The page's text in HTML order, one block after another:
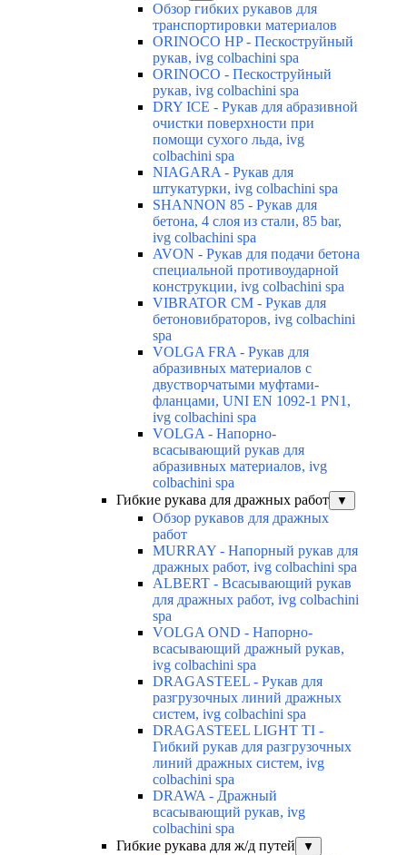
Обзор гибких рукавов для
транспортировки материалов
ORINOCO HP - Пескоструйный
рукав, ivg colbachini spa
ORINOCO - Пескоструйный
рукав, ivg colbachini spa
DRY ICE - Рукав для абразивной
очистки поверхности при
помощи сухого льда, ivg
colbachini spa
NIAGARA - Рукав для
штукатурки, ivg colbachini spa
SHANNON 85 - Рукав для
бетона, 4 слоя из стали, 85 bar,
ivg colbachini spa
AVON - Рукав для подачи бетона
специальной противоударной
конструкции, ivg colbachini spa
VIBRATOR CM - Рукав для
бетоновибраторов, ivg colbachini
spa
VOLGA FRA - Рукав для
абразивных материалов с
двустворчатыми муфтами-
фланцами, UNI EN 1092-1 PN1,
ivg colbachini spa
VOLGA - Напорно-
всасывающий рукав для
абразивных материалов, ivg
colbachini spa
Гибкие рукава для дражных работ
▼
Обзор рукавов для дражных
работ
MURRAY - Напорный рукав для
дражных работ, ivg colbachini spa
ALBERT - Всасывающий рукав
для дражных работ, ivg colbachini
spa
VOLGA OND - Напорно-
всасывающий дражный рукав,
ivg colbachini spa
DRAGASTEEL - Рукав для
разгрузочных линий дражных
систем, ivg colbachini spa
DRAGASTEEL LIGHT TI -
Гибкий рукав для разгрузочных
линий дражных систем, ivg
colbachini spa
DRAWA - Дражный
всасывающий рукав, ivg
colbachini spa
Гибкие рукава для ж/д путей
▼